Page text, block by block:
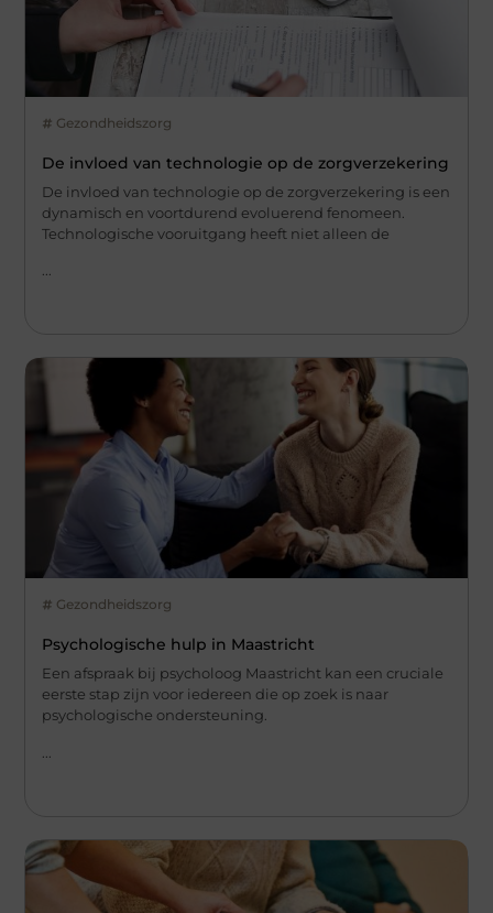
Gezondheidszorg
De invloed van technologie op de zorgverzekering
De invloed van technologie op de zorgverzekering is een
dynamisch en voortdurend evoluerend fenomeen.
Technologische vooruitgang heeft niet alleen de
Gezondheidszorg
Psychologische hulp in Maastricht
Een afspraak bij psycholoog Maastricht kan een cruciale
eerste stap zijn voor iedereen die op zoek is naar
psychologische ondersteuning.